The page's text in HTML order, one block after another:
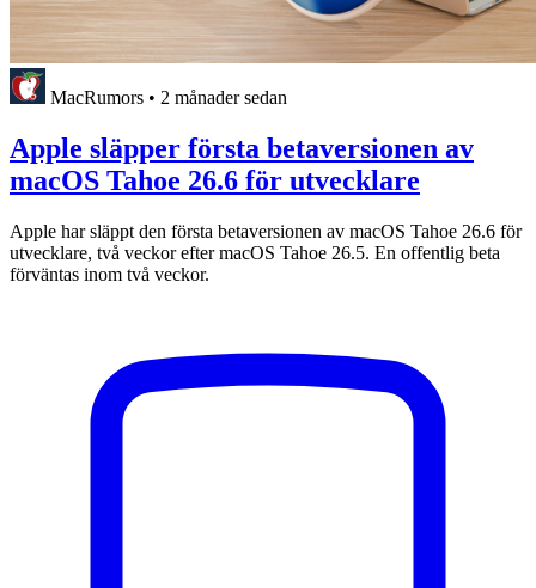
MacRumors • 2 månader sedan
Apple släpper första betaversionen av
macOS Tahoe 26.6 för utvecklare
Apple har släppt den första betaversionen av macOS Tahoe 26.6 för
utvecklare, två veckor efter macOS Tahoe 26.5. En offentlig beta
förväntas inom två veckor.